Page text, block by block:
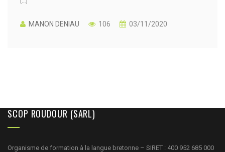
MANON DENIAU 106 03/11/2020
SCOP ROUDOUR (SARL)
Organisme de formation à la langue bretonne – SIRET : 400 952 685 000